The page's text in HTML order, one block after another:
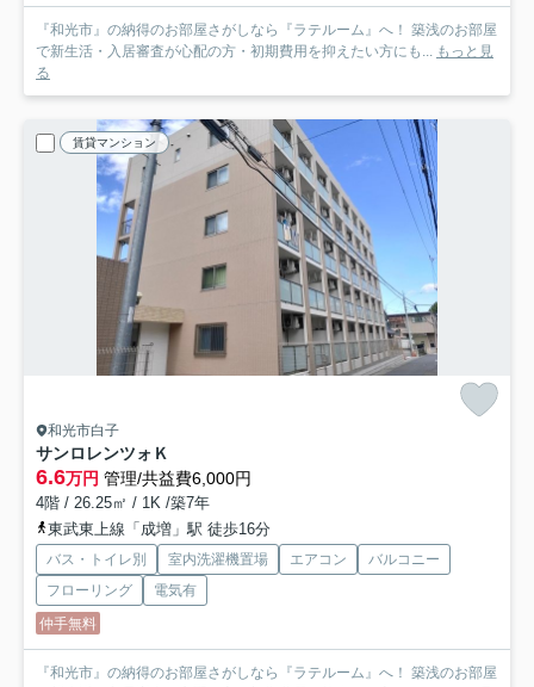
『和光市』の納得のお部屋さがしなら『ラテルーム』へ！ 築浅のお部屋
で新生活・入居審査が心配の方・初期費用を抑えたい方にも... もっと見
る
賃貸マンション
和光市白子
サンロレンツォＫ
6.6万円 管理/共益費6,000円
4階 / 26.25㎡ / 1K /築7年
東武東上線「成増」駅 徒歩16分
バス・トイレ別 室内洗濯機置場 エアコン
バルコニー
フローリング
電気有
仲手無料
『和光市』の納得のお部屋さがしなら『ラテルーム』へ！ 築浅のお部屋